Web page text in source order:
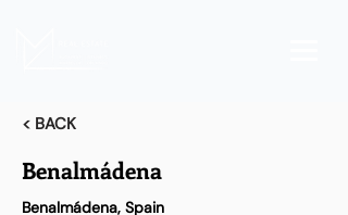
< BACK
Benalmádena
Benalmádena, Spain